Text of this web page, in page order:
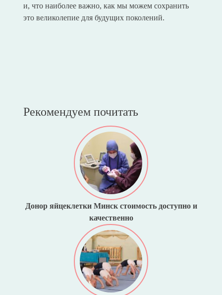
и, что наиболее важно, как мы можем сохранить
это великолепие для будущих поколений.
Рекомендуем почитать
Донор яйцеклетки Минск стоимость доступно и
качественно